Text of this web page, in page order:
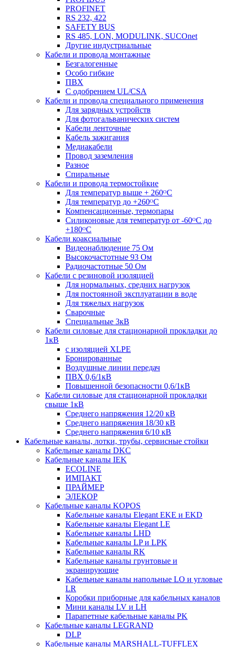
PROFINET
RS 232, 422
SAFETY BUS
RS 485, LON, MODULINK, SUCOnet
Другие индустриальные
Кабели и провода монтажные
Безгалогенные
Особо гибкие
ПВХ
С одобрением UL/CSA
Кабели и провода специального применения
Для зарядных устройств
Для фотогальванических систем
Кабели ленточные
Кабель зажигания
Медиакабели
Провод заземления
Разное
Спиральные
Кабели и провода термостойкие
Для температур выше + 260ᴼС
Для температур до +260ᴼС
Компенсационные, термопары
Силиконовые для температур от -60ᴼC до
+180ᴼС
Кабели коаксиальные
Видеонаблюдение 75 Ом
Высокочастотные 93 Ом
Радиочастотные 50 Ом
Кабели с резиновой изоляцией
Для нормальных, средних нагрузок
Для постоянной эксплуатации в воде
Для тяжелых нагрузок
Сварочные
Специальные 3кВ
Кабели силовые для стационарной прокладки до
1кВ
c изоляцией XLPE
Бронированные
Воздушные линии передач
ПВХ 0,6/1кВ
Повышенной безопасности 0,6/1кВ
Кабели силовые для стационарной прокладки
свыше 1кВ
Среднего напряжения 12/20 кВ
Среднего напряжения 18/30 кВ
Среднего напряжения 6/10 кВ
Кабельные каналы, лотки, трубы, сервисные стойки
Кабельные каналы DKC
Кабельные каналы IEK
ECOLINE
ИМПАКТ
ПРАЙМЕР
ЭЛЕКОР
Кабельные каналы KOPOS
Кабельные каналы Elegant EKE и EKD
Кабельные каналы Elegant LE
Кабельные каналы LHD
Кабельные каналы LP и LPK
Кабельные каналы RK
Кабельные каналы грунтовые и
экранирующие
Кабельные каналы напольные LO и угловые
LR
Коробки приборные для кабельных каналов
Мини каналы LV и LH
Парапетные кабельные каналы PK
Кабельные каналы LEGRAND
DLP
Кабельные каналы MARSHALL-TUFFLEX